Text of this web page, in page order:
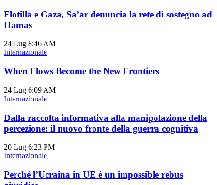
Flotilla e Gaza, Sa’ar denuncia la rete di sostegno ad
Hamas
24 Lug 8:46 AM
Internazionale
When Flows Become the New Frontiers
24 Lug 6:09 AM
Internazionale
Dalla raccolta informativa alla manipolazione della
percezione: il nuovo fronte della guerra cognitiva
20 Lug 6:23 PM
Internazionale
Perché l’Ucraina in UE è un impossible rebus